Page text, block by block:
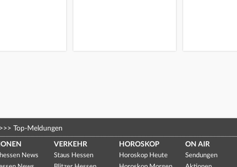
>>> Top-Meldungen
News
VERKEHR
Staus Hessen
HOROSKOP
Horoskop Heute
ON AIR
Sendungen